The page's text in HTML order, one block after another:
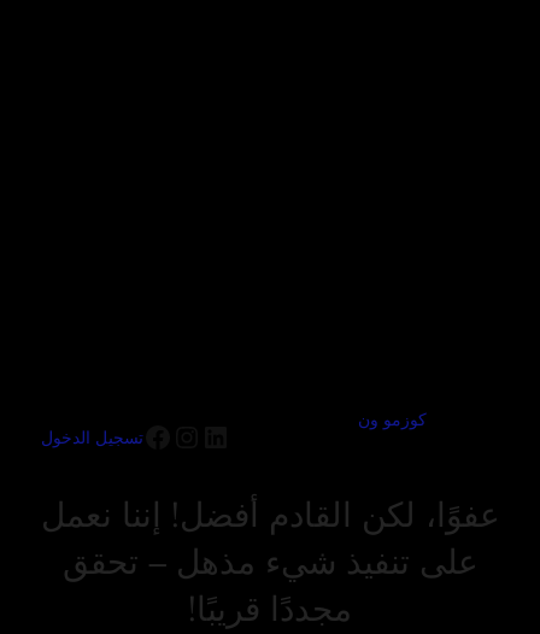
كوزمو ون
تسجيل الدخول
عفوًا، لكن القادم أفضل! إننا نعمل
على تنفيذ شيء مذهل – تحقق
مجددًا قريبًا!